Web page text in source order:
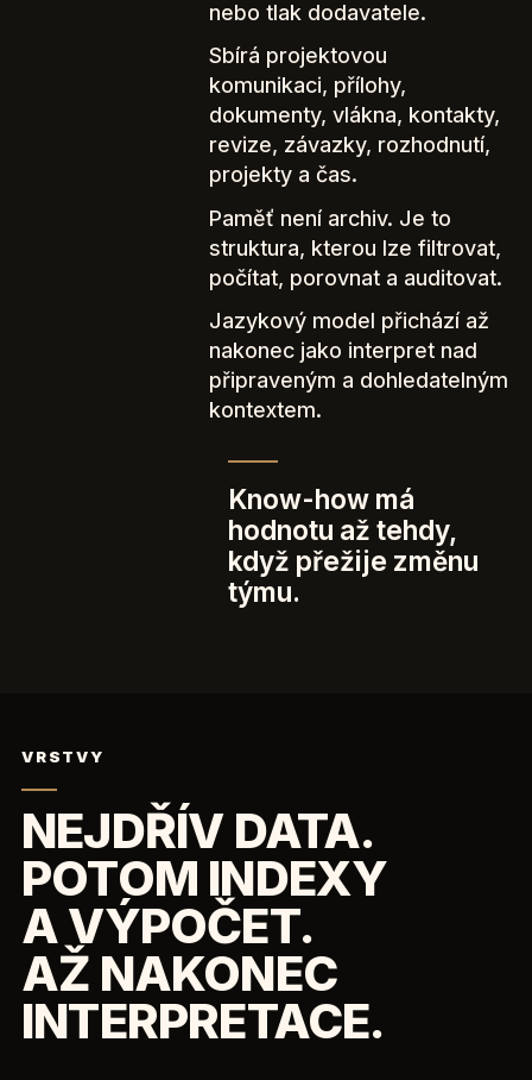
nebo tlak dodavatele.
Sbírá projektovou
komunikaci, přílohy,
dokumenty, vlákna, kontakty,
revize, závazky, rozhodnutí,
projekty a čas.
Paměť není archiv. Je to
struktura, kterou lze filtrovat,
počítat, porovnat a auditovat.
Jazykový model přichází až
nakonec jako interpret nad
připraveným a dohledatelným
kontextem.
Know-how má
hodnotu až tehdy,
když přežije změnu
týmu.
VRSTVY
NEJDŘÍV DATA.
POTOM INDEXY
A VÝPOČET.
AŽ NAKONEC
INTERPRETACE.